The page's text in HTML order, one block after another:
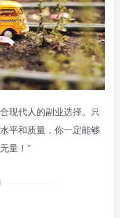
现代人的副业选择。只
平和质量，你一定能够
量！”